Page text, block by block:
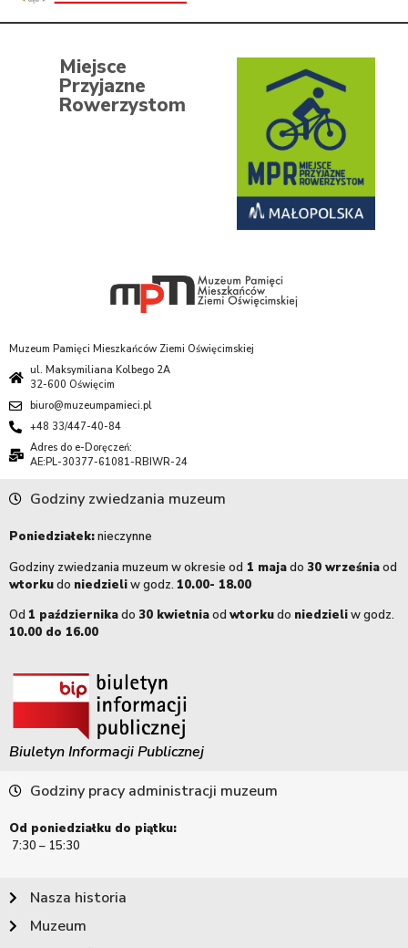
Miejsce
Przyjazne
Rowerzystom
Muzeum Pamięci Mieszkańców Ziemi Oświęcimskiej
ul. Maksymiliana Kolbego 2A
32-600 Oświęcim
biuro@muzeumpamieci.pl
+48 33/447-40-84
Adres do e-Doręczeń:
AE:PL-30377-61081-RBIWR-24
Godziny zwiedzania muzeum
Poniedziałek:nieczynne
Godziny zwiedzania muzeum w okresie od 1 majado 30 wrześniaod
wtorkudo niedzieliw godz. 10.00- 18.00
Od 1 październikado 30 kwietniaod wtorkudo niedzieliw godz.
10.00 do 16.00
Biuletyn Informacji Publicznej
Godziny pracy administracji muzeum
Od poniedziałku do piątku:
7:30 – 15:30
Nasza historia
Muzeum